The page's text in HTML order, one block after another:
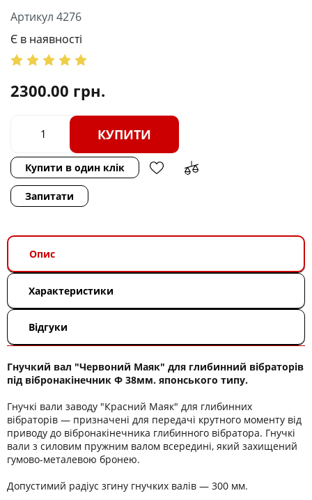
Артикул 4276
Є в наявності
2300.00 грн.
КУПИТИ
Купити в один клік
Запитати
Опис
Характеристики
Відгуки
Гнучкий вал "Червоний Маяк" для глибинний вібраторів
під вібронакінечник Ф 38мм. японського типу.
Гнучкі вали заводу "Красний Маяк" для глибинних
вібраторів — призначені для передачі крутного моменту від
приводу до вібронакінечника глибинного вібратора. Гнучкі
вали з силовим пружним валом всередині, який захищений
гумово-металевою бронею.
Допустимий радіус згину гнучких валів — 300 мм.